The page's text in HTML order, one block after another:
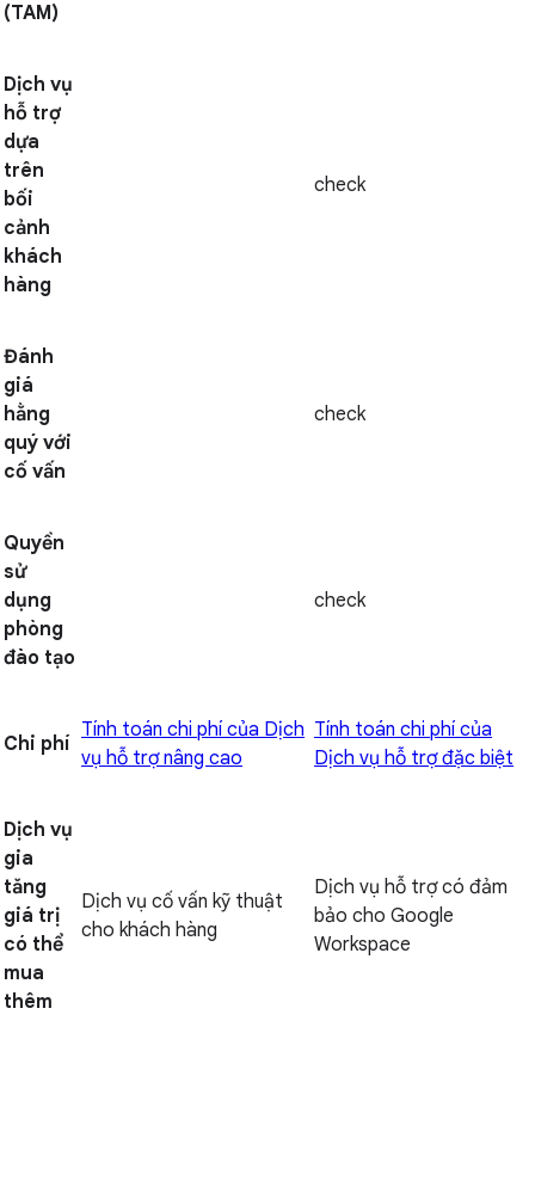
(TAM)
Dịch vụ
hỗ trợ
dựa
trên
bối
cảnh
khách
hàng
check
Đánh
giá
hằng
quý với
cố vấn
check
Quyền
sử
dụng
phòng
đào tạo
check
Chi phí
Tính toán chi phí của Dịch
vụ hỗ trợ nâng cao
Tính toán chi phí của
Dịch vụ hỗ trợ đặc biệt
Dịch vụ
gia
tăng
giá trị
có thể
mua
thêm
Dịch vụ cố vấn kỹ thuật
cho khách hàng
Dịch vụ hỗ trợ có đảm
bảo cho Google
Workspace